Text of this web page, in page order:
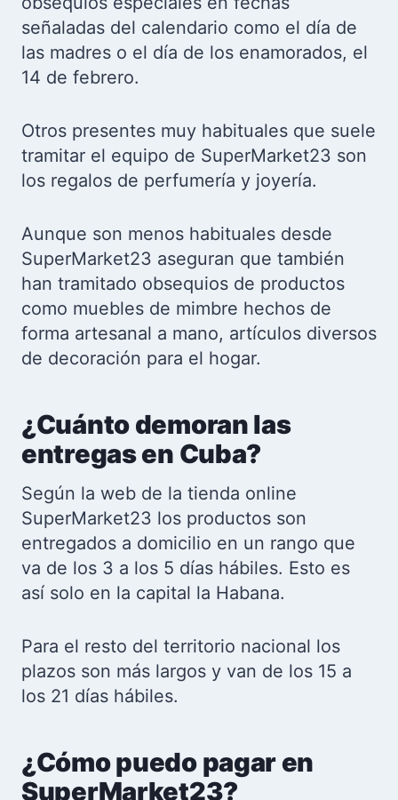
señaladas del calendario como el día de
las madres o el día de los enamorados, el
14 de febrero.
Otros presentes muy habituales que suele
tramitar el equipo de SuperMarket23 son
los regalos de perfumería y joyería.
Aunque son menos habituales desde
SuperMarket23 aseguran que también
han tramitado obsequios de productos
como muebles de mimbre hechos de
forma artesanal a mano, artículos diversos
de decoración para el hogar.
¿Cuánto demoran las
entregas en Cuba?
Según la web de la tienda online
SuperMarket23 los productos son
entregados a domicilio en un rango que
va de los 3 a los 5 días hábiles. Esto es
así solo en la capital la Habana.
Para el resto del territorio nacional los
plazos son más largos y van de los 15 a
los 21 días hábiles.
¿Cómo puedo pagar en
SuperMarket23?